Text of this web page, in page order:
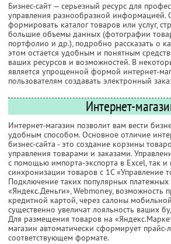
Бизнес-сайт — серьезный ресурс для
управления разнообразной информацией.
формировать каталог товаров или услуг,
большие объемы данных (фотографии
портфолио и др.), подробно рассказать о
этом остается удобным и понятным
ваших ресурсов и возможностей. В
является упрощенной формой интернет-
пользователям создавать электронный
Интернет-
Интернет-магазин позволит вам вести
удобным способом. Основное отличие
бизнес-сайта - это создание корзины
управления товарами и заказами.
с помощью импорта-экспорта в Excel, так и
синхронизации товаров с 1С «Управление
Подключение таких популярных платежных
«Яндекс.Деньги», Webmoney, возможность
кредитной картой, через салоны
существенно увеличат лояльность ваших
Для размещения товаров на
магазин автоматически сформирует прайс-
соответствующем формате.